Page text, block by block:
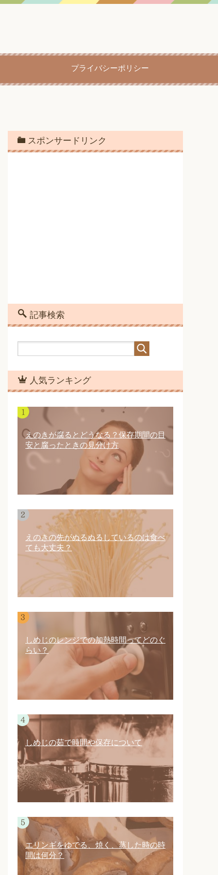
プライバシーポリシー
スポンサードリンク
記事検索
人気ランキング
えのきが腐るとどうなる？保存期間の目
安と腐ったときの見分け方
えのきの先がぬるぬるしているのは食べ
ても大丈夫？
しめじのレンジでの加熱時間ってどのぐ
らい？
しめじの茹で時間や保存について
エリンギをゆでる、焼く、蒸した時の時
間は何分？